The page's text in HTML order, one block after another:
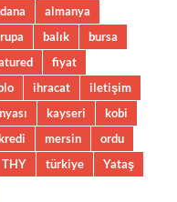
almanya
balık
bursa
fiyat
ihracat
iletişim
kayseri
kobi
mersin
ordu
THY türkiye
Yataş